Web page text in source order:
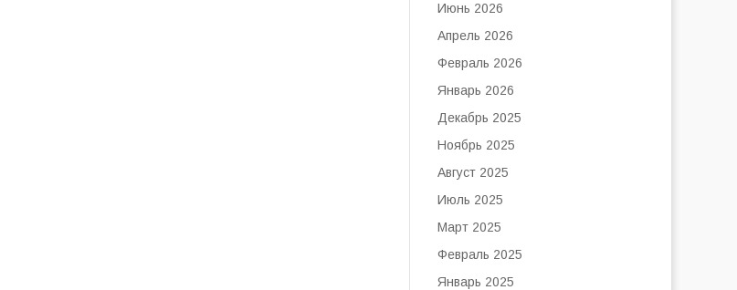
Июнь 2026
Апрель 2026
Февраль 2026
Январь 2026
Декабрь 2025
Ноябрь 2025
Август 2025
Июль 2025
Март 2025
Февраль 2025
Январь 2025